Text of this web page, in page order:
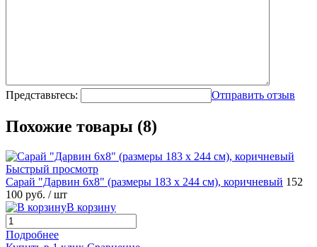
Представьтесь: Отправить отзыв
Похожие товары (8)
Быстрый просмотр
Сарай "Дарвин 6х8" (размеры 183 х 244 см), коричневый 152
100 руб. / шт
В корзину
Подробнее